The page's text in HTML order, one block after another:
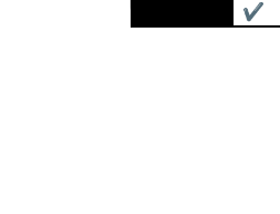
✔